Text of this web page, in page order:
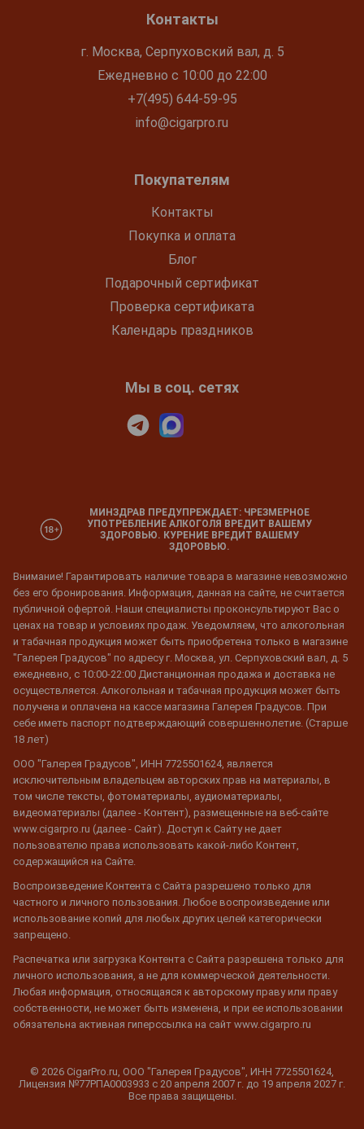
Контакты
г. Москва, Серпуховский вал, д. 5
Ежедневно с 10:00 до 22:00
+7(495) 644-59-95
info@cigarpro.ru
Покупателям
Контакты
Покупка и оплата
Блог
Подарочный сертификат
Проверка сертификата
Календарь праздников
Мы в соц. сетях
МИНЗДРАВ ПРЕДУПРЕЖДАЕТ: ЧРЕЗМЕРНОЕ
УПОТРЕБЛЕНИЕ АЛКОГОЛЯ ВРЕДИТ ВАШЕМУ
ЗДОРОВЬЮ. КУРЕНИЕ ВРЕДИТ ВАШЕМУ
ЗДОРОВЬЮ.
Внимание! Гарантировать наличие товара в магазине невозможно
без его бронирования. Информация, данная на сайте, не считается
публичной офертой. Наши специалисты проконсультируют Вас о
ценах на товар и условиях продаж. Уведомляем, что алкогольная
и табачная продукция может быть приобретена только в магазине
"Галерея Градусов" по адресу г. Москва, ул. Серпуховский вал, д. 5
ежедневно, с 10:00-22:00 Дистанционная продажа и доставка не
осуществляется. Алкогольная и табачная продукция может быть
получена и оплачена на кассе магазина Галерея Градусов. При
себе иметь паспорт подтверждающий совершеннолетие. (Старше
18 лет)
ООО "Галерея Градусов", ИНН 7725501624, является
исключительным владельцем авторских прав на материалы, в
том числе тексты, фотоматериалы, аудиоматериалы,
видеоматериалы (далее - Контент), размещенные на веб-сайте
www.cigarpro.ru (далее - Сайт). Доступ к Сайту не дает
пользователю права использовать какой-либо Контент,
содержащийся на Сайте.
Воспроизведение Контента с Сайта разрешено только для
частного и личного пользования. Любое воспроизведение или
использование копий для любых других целей категорически
запрещено.
Распечатка или загрузка Контента с Сайта разрешена только для
личного использования, а не для коммерческой деятельности.
Любая информация, относящаяся к авторскому праву или праву
собственности, не может быть изменена, и при ее использовании
обязательна активная гиперссылка на сайт www.cigarpro.ru
© 2026 CigarPro.ru, ООО "Галерея Градусов", ИНН 7725501624,
Лицензия №77РПА0003933 c 20 апреля 2007 г. до 19 апреля 2027 г.
Все права защищены.